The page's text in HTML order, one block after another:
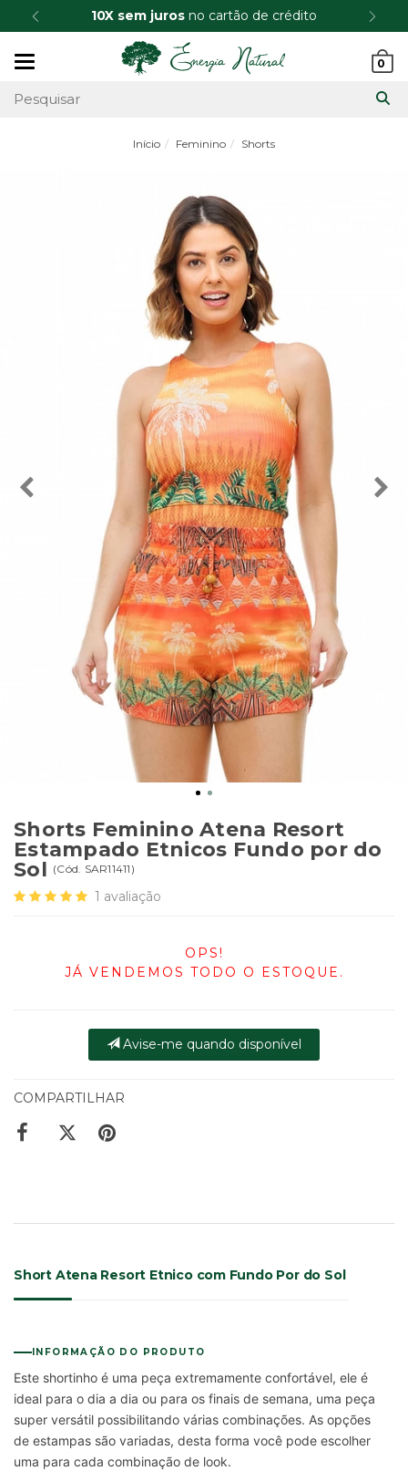
10X sem juros no cartão de crédito
0
Início Feminino Shorts
Shorts Feminino Atena Resort
Estampado Etnicos Fundo por do
Sol (Cód. SAR11411 )
1 avaliação
OPS!
JÁ VENDEMOS TODO O ESTOQUE.
Avise-me quando disponível
COMPARTILHAR
Short Atena Resort Etnico com Fundo Por do Sol
INFORMAÇÃO DO PRODUTO
Este shortinho é uma peça extremamente confortável, ele é
ideal para o dia a dia ou para os finais de semana, uma peça
super versátil possibilitando várias combinações. As opções
de estampas são variadas, desta forma você pode escolher
uma para cada combinação de look.